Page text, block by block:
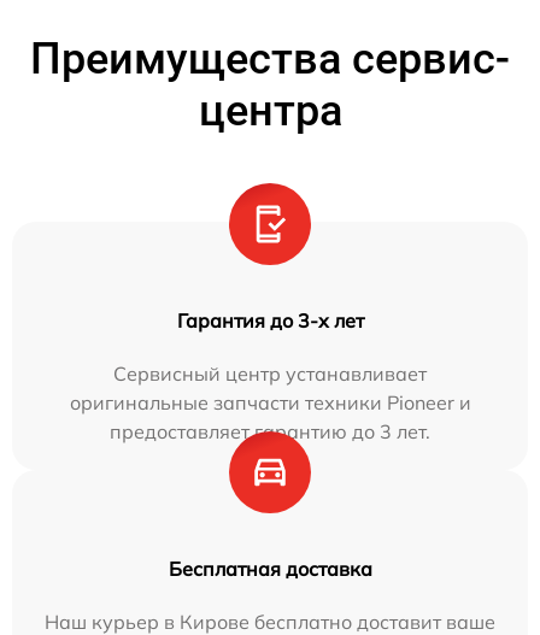
Преимущества сервис-
центра
Гарантия до 3-х лет
Сервисный центр устанавливает
оригинальные запчасти техники Pioneer и
предоставляет гарантию до 3 лет.
Бесплатная доставка
Наш курьер в Кирове бесплатно доставит ваше